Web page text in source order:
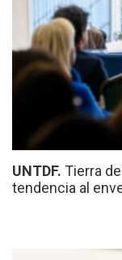
UNTDF. Tierra
tendencia al